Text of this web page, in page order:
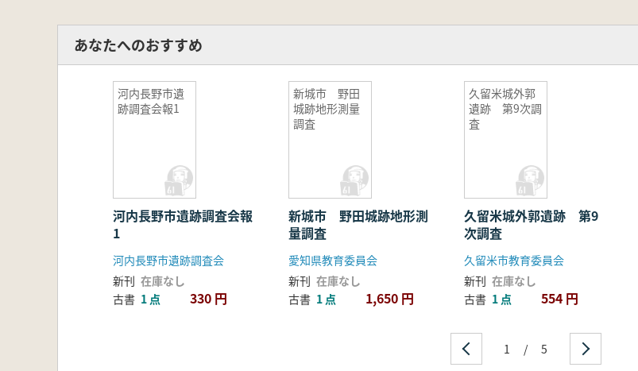
あなたへのおすすめ
河内長野市遺
跡調査会報1
河内長野市遺跡調査会報
1
河内長野市遺跡調査会
新刊 在庫なし
古書 1 点 330 円
新城市 野田
城跡地形測量
調査
新城市 野田城跡地形測
量調査
愛知県教育委員会
新刊 在庫なし
古書 1 点 1,650 円
久留米城外郭
遺跡 第9次調
査
久留米城外郭遺跡 第9
次調査
久留米市教育委員会
新刊 在庫なし
古書 1 点 554 円
1 / 5